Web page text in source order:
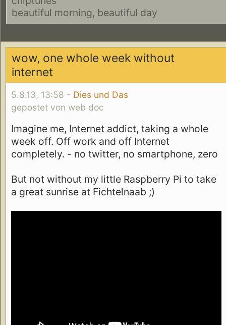
beautiful morning, beautiful day
wow, one whole week without
internet
5.8.13, 13:58 - Dies und Das
gepostet von web doc
Imagine me, Internet addict, taking a whole
week off. Off work and off Internet
completely. - no twitter, no smartphone, zero
But not without my little Raspberry Pi to take
a great sunrise at Fichtelnaab ;)